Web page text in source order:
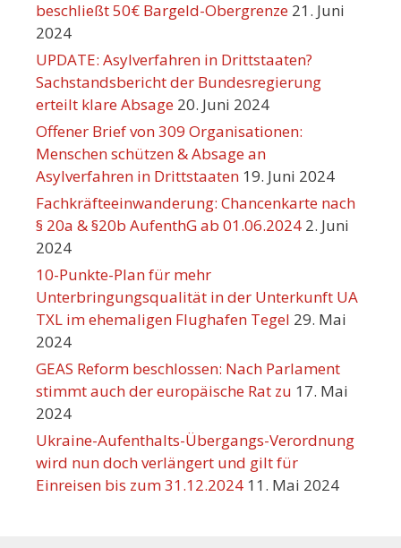
beschließt 50€ Bargeld-Obergrenze 21. Juni
2024
UPDATE: Asylverfahren in Drittstaaten?
Sachstandsbericht der Bundesregierung
erteilt klare Absage 20. Juni 2024
Offener Brief von 309 Organisationen:
Menschen schützen & Absage an
Asylverfahren in Drittstaaten 19. Juni 2024
Fachkräfteeinwanderung: Chancenkarte nach
§ 20a & §20b AufenthG ab 01.06.2024 2. Juni
2024
10-Punkte-Plan für mehr
Unterbringungsqualität in der Unterkunft UA
TXL im ehemaligen Flughafen Tegel 29. Mai
2024
GEAS Reform beschlossen: Nach Parlament
stimmt auch der europäische Rat zu 17. Mai
2024
Ukraine-Aufenthalts-Übergangs-Verordnung
wird nun doch verlängert und gilt für
Einreisen bis zum 31.12.2024 11. Mai 2024